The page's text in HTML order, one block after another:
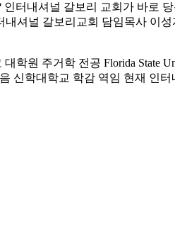
터내셔널 갈보리 교회가 바로
내셔널 갈보리교회 담임목사 이성
원 주거학 전공 Florida State
신학대학교 학감 역임 현재 인